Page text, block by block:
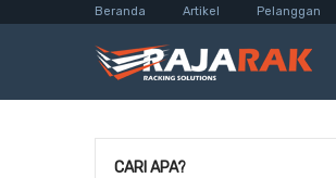
Beranda Artikel Pelanggan
CARI APA?